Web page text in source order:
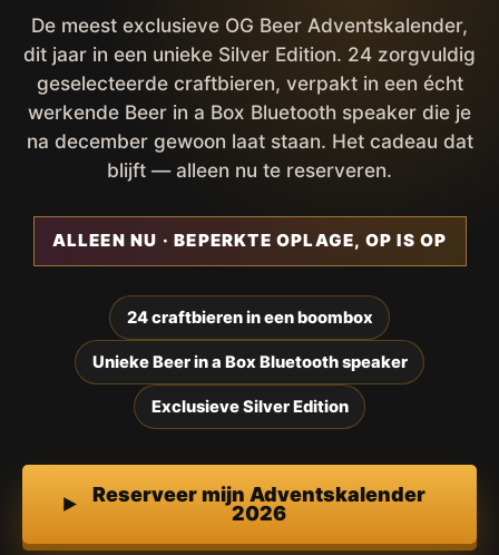
De meest exclusieve OG Beer Adventskalender,
dit jaar in een unieke Silver Edition. 24 zorgvuldig
geselecteerde craftbieren, verpakt in een écht
werkende Beer in a Box Bluetooth speaker die je
na december gewoon laat staan. Het cadeau dat
blijft — alleen nu te reserveren.
ALLEEN NU · BEPERKTE OPLAGE, OP IS OP
24 craftbieren in een boombox
Unieke Beer in a Box Bluetooth speaker
Exclusieve Silver Edition
Reserveer mijn Adventskalender
2026